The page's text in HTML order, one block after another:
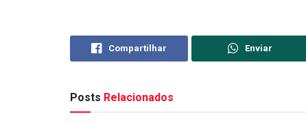
Compartilhar Enviar
Posts Relacionados